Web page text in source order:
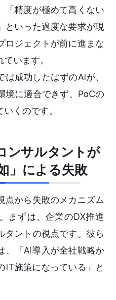
「精度が極めて高くない
といった過度な要求が現
ロジェクトが前に進まな
います。
成功したはずのAIが、
境に適合できず、PoCの
くのです。
ンサルタントが
」による失敗
点から失敗のメカニズム
まずは、企業のDX推進
タントの視点です。彼ら
、「AI導入が全社戦略か
IT施策になっている」と